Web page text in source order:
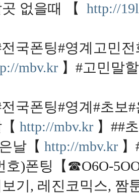
없을때 【 http://
국폰팅#영계고민
mbv.kr 】#고민말
국폰팅#영계#초보
http://mbv.kr 】##
날【 http://mbv.kr
호)폰팅【☎O6O-
기, 레진코믹스, 짬